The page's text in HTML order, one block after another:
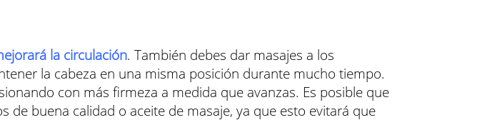
la circulación. También debes dar masajes a los
la cabeza en una misma posición durante mucho tiempo.
con más firmeza a medida que avanzas. Es posible que
buena calidad o aceite de masaje, ya que esto evitará que